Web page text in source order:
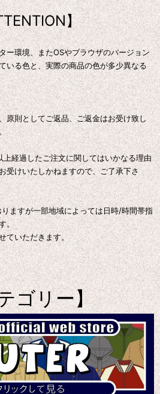
】
ー環境、またOSやブラウザのバージョン
いる色と、実際の商品の色が多少異なる
原則としてご返品、ご返金はお受け致し
経過したご注文に関してはいかなる理由
受けいたしかねますので、ご了承下さ
ますが一部地域によっては日時/時間帯指
。
ていただきます。
ゴリー】